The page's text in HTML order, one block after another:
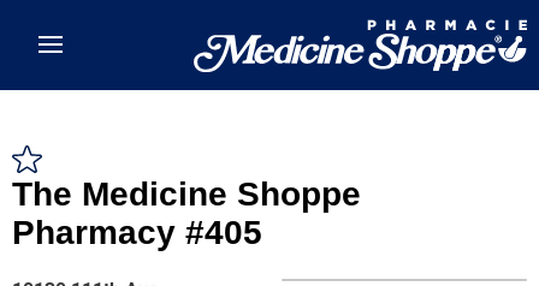
The Medicine Shoppe
Pharmacy #405